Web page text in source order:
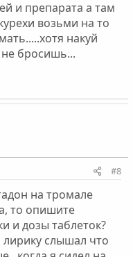
и препарата а там
возьми на то
накуй
не бросишь...
#8
на тромале
то опишите
и дозы таблеток?
слышал что